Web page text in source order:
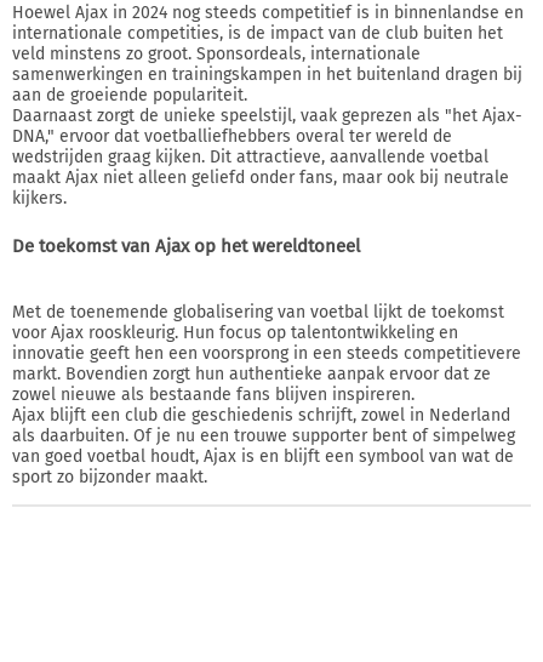
Hoewel Ajax in 2024 nog steeds competitief is in binnenlandse en
internationale competities, is de impact van de club buiten het
veld minstens zo groot. Sponsordeals, internationale
samenwerkingen en trainingskampen in het buitenland dragen bij
aan de groeiende populariteit.
Daarnaast zorgt de unieke speelstijl, vaak geprezen als "het Ajax-
DNA," ervoor dat voetballiefhebbers overal ter wereld de
wedstrijden graag kijken. Dit attractieve, aanvallende voetbal
maakt Ajax niet alleen geliefd onder fans, maar ook bij neutrale
kijkers.
De toekomst van Ajax op het wereldtoneel
Met de toenemende globalisering van voetbal lijkt de toekomst
voor Ajax rooskleurig. Hun focus op talentontwikkeling en
innovatie geeft hen een voorsprong in een steeds competitievere
markt. Bovendien zorgt hun authentieke aanpak ervoor dat ze
zowel nieuwe als bestaande fans blijven inspireren.
Ajax blijft een club die geschiedenis schrijft, zowel in Nederland
als daarbuiten. Of je nu een trouwe supporter bent of simpelweg
van goed voetbal houdt, Ajax is en blijft een symbool van wat de
sport zo bijzonder maakt.